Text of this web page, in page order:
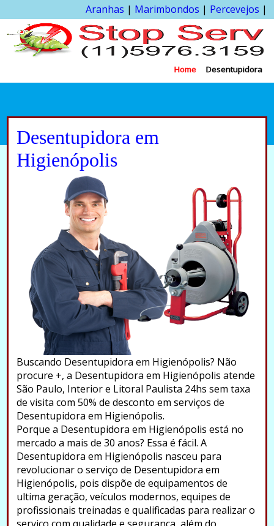
Aranhas | Marimbondos | Percevejos |
Home Desentupidora
Desentupidora em
Higienópolis
Buscando Desentupidora em Higienópolis? Não
procure +, a Desentupidora em Higienópolis atende
São Paulo, Interior e Litoral Paulista 24hs sem taxa
de visita com 50% de desconto em serviços de
Desentupidora em Higienópolis.
Porque a Desentupidora em Higienópolis está no
mercado a mais de 30 anos? Essa é fácil. A
Desentupidora em Higienópolis nasceu para
revolucionar o serviço de Desentupidora em
Higienópolis, pois dispõe de equipamentos de
ultima geração, veículos modernos, equipes de
profissionais treinadas e qualificadas para realizar o